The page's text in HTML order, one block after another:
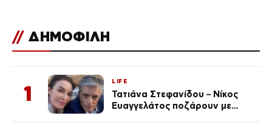
// ΔΗΜΟΦΙΛΗ
1
LIFE
Τατιάνα Στεφανίδου – Νίκος
Ευαγγελάτος ποζάρουν με